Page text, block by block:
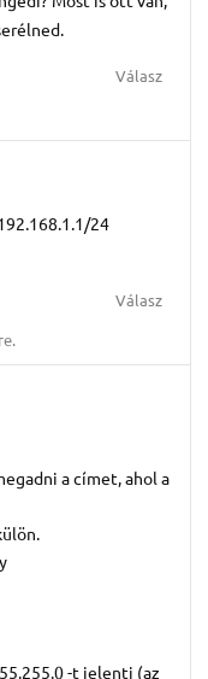
Válasz
24
Válasz
a címet, ahol a
-t jelenti (az